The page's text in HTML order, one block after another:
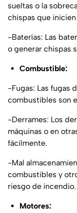
sueltas o la
chispas que
-Baterías: Las
o generar chispas
Combustible:
-Fugas: Las fugas
combustibles son
-Derrames: Los
máquinas o en
fácilmente.
-Mal
combustibles y
riesgo de incendio.
Motores: